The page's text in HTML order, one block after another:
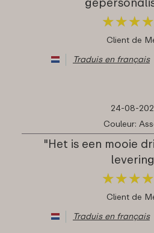
★★★★
★★★★
Client de
Traduis en français
24-08-
Couleur:
"Het is een mooie
★★★★
★★★★
Client de
Traduis en français